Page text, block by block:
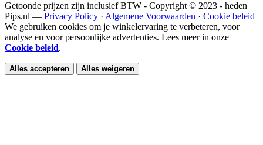
Getoonde prijzen zijn inclusief BTW - Copyright © 2023 - heden
Pips.nl — Privacy Policy · Algemene Voorwaarden · Cookie beleid
We gebruiken cookies om je winkelervaring te verbeteren, voor
analyse en voor persoonlijke advertenties. Lees meer in onze
Cookie beleid.
Alles accepteren Alles weigeren